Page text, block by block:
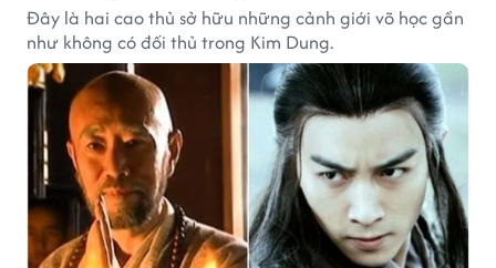
Đây là hai cao thủ sở hữu những cảnh giới võ học gần
như không có đối thủ trong Kim Dung.